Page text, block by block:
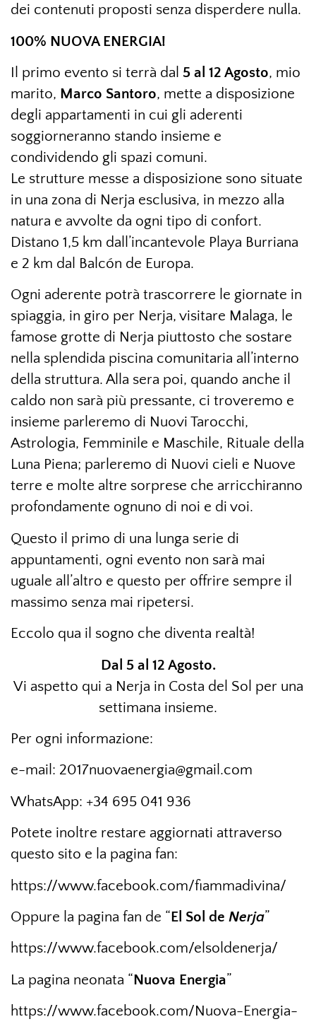
dei contenuti proposti senza disperdere nulla.
100% NUOVA ENERGIA!
Il primo evento si terrà dal 5 al 12 Agosto, mio
marito, Marco Santoro, mette a disposizione
degli appartamenti in cui gli aderenti
soggiorneranno stando insieme e
condividendo gli spazi comuni.
Le strutture messe a disposizione sono situate
in una zona di Nerja esclusiva, in mezzo alla
natura e avvolte da ogni tipo di confort.
Distano 1,5 km dall’incantevole Playa Burriana
e 2 km dal Balcón de Europa.
Ogni aderente potrà trascorrere le giornate in
spiaggia, in giro per Nerja, visitare Malaga, le
famose grotte di Nerja piuttosto che sostare
nella splendida piscina comunitaria all’interno
della struttura. Alla sera poi, quando anche il
caldo non sarà più pressante, ci troveremo e
insieme parleremo di Nuovi Tarocchi,
Astrologia, Femminile e Maschile, Rituale della
Luna Piena; parleremo di Nuovi cieli e Nuove
terre e molte altre sorprese che arricchiranno
profondamente ognuno di noi e di voi.
Questo il primo di una lunga serie di
appuntamenti, ogni evento non sarà mai
uguale all’altro e questo per offrire sempre il
massimo senza mai ripetersi.
Eccolo qua il sogno che diventa realtà!
Dal 5 al 12 Agosto.
Vi aspetto qui a Nerja in Costa del Sol per una
settimana insieme.
Per ogni informazione:
e-mail: 2017nuovaenergia@gmail.com
WhatsApp: ‭‭+34 695 041 936‬‬
Potete inoltre restare aggiornati attraverso
questo sito e la pagina fan:
https://www.facebook.com/fiammadivina/
Oppure la pagina fan de “El Sol de Nerja”
https://www.facebook.com/elsoldenerja/
La pagina neonata “Nuova Energia”
https://www.facebook.com/Nuova-Energia-